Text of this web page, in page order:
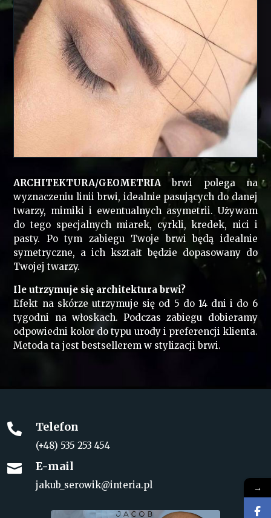
ARCHITEKTURA/GEOMETRIA brwi polega na
wyznaczeniu linii brwi, idealnie pasujących do danej
twarzy, mimiki i ewentualnych asymetrii. Używam
do tego specjalnych miarek, cyrkli, kredek, nici i
pasty. Po tym zabiegu Twoje brwi będą idealnie
symetryczne, a ich kształt będzie dopasowany do
Twojej twarzy.
Ile utrzymuje się architektura brwi?
Efekt na skórze utrzymuje się od 5 do 14 dni i do 6
tygodni na włoskach. Podczas zabiegu dobieramy
odpowiedni kolor do typu urody i preferencji klienta.
Metoda ta jest bestsellerem w stylizacji brwi.
 Telefon
(+48) 535 253 454
 E-mail
jakub_serowik@interia.pl →